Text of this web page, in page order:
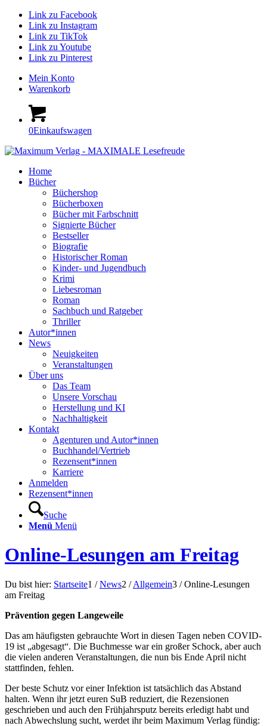
Link zu Facebook
Link zu Instagram
Link zu TikTok
Link zu Youtube
Link zu Pinterest
Mein Konto
Warenkorb
0Einkaufswagen
Home
Bücher
Büchershop
Bücherboxen
Bücher mit Farbschnitt
Signierte Bücher
Bestseller
Biografie
Historischer Roman
Kinder- und Jugendbuch
Krimi
Liebesroman
Roman
Sachbuch und Ratgeber
Thriller
Autor*innen
News
Neuigkeiten
Veranstaltungen
Über uns
Das Team
Unsere Vorschau
Herstellung und KI
Nachhaltigkeit
Kontakt
Agenturen und Autor*innen
Buchhandel/Vertrieb
Rezensent*innen
Karriere
Anmelden
Rezensent*innen
Suche
Menü Menü
Online-Lesungen am Freitag
Du bist hier: Startseite1 / News2 / Allgemein3 / Online-Lesungen
am Freitag
Prävention gegen Langeweile
Das am häufigsten gebrauchte Wort in diesen Tagen neben COVID-
19 ist „abgesagt“. Die Buchmesse war ein großer Schock, aber auch
die vielen anderen Veranstaltungen, die nun bis Ende April nicht
stattfinden, fehlen.
Der beste Schutz vor einer Infektion ist tatsächlich das Abstand
halten. Wenn ihr jetzt euren SuB reduziert, die Rezensionen
geschrieben und auch den Frühjahrsputz bereits erledigt habt und
nach Abwechslung sucht, werdet ihr beim Maximum Verlag fündig: